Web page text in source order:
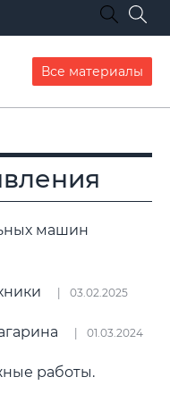
Все материалы
машин
03.02.2025
01.03.2024
работы.